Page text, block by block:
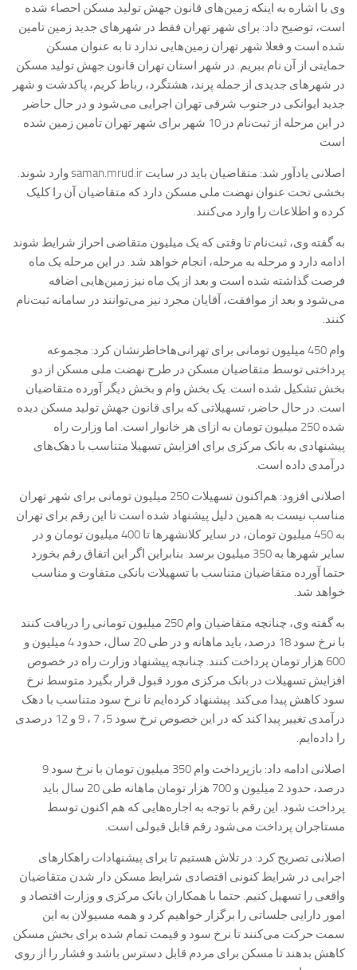
وی با اشاره به اینکه زمین‌های قانون جهش تولید مسکن احصاء شده
است، توضیح داد: برای شهر تهران فقط در شهرهای جدید زمین تامین
شده است و فعلا شهر تهران زمین‌هایی ندارد تا به عنوان مسکن
حمایتی از آن نام ببریم. در شهر استان تهران قانون جهش تولید مسکن
در شهرهای جدیدی از جمله پرند، هشتگرد، رباط کریم، پاکدشت و شهر
جدید ایوانکی در جنوب شرقی تهران اجرایی می‌شود و در حال حاضر
در این مرحله از ثبت‌نام در 10 شهر برای شهر تهران تامین زمین شده
است
اصلانی یادآور شد: متقاضیان باید در سایت saman.mrud.ir وارد شوند.
بخشی تحت عنوان نهضت ملی مسکن دارد که متقاضیان آن را کلیک
کرده و اطلاعات را وارد می‌کنند.
به گفته وی، ثبت‌نام تا وقتی که یک میلیون متقاضی احراز شرایط شوند
ادامه دارد و مرحله به مرحله، انجام خواهد شد. در این مرحله یک ماه
فرصت گذاشته شده است و بعد از یک ماه نیز زمین‌هایی اضافه
می‌شود و بعد از موافقت، آقایان مجرد نیز می‌توانند در سامانه ثبت‌نام
کنند.
وام 450 میلیون تومانی برای تهرانی‌هاخاطرنشان کرد: مجموعه
پرداختی توسط متقاضیان مسکن در طرح نهضت ملی مسکن از دو
بخش تشکیل شده است. یک بخش وام و بخش دیگر آورده متقاضیان
است. در حال حاضر، تسهیلاتی که برای قانون جهش تولید مسکن دیده
شده 250 میلیون تومان به ازای هر خانوار است. اما وزارت راه
پیشنهادی به بانک مرکزی برای افزایش تسهیلا متناسب با دهک‌های
درآمدی داده است.
اصلانی افزود: هم‌اکنون تسهیلات 250 میلیون تومانی برای شهر تهران
مناسب نیست به همین دلیل پیشنهاد شده است تا این رقم برای تهران
به 450 میلیون تومان، در سایر کلانشهرها تا 400 میلیون تومان و در
سایر شهرها به 350 میلیون برسد. بنابراین اگر این اتفاق رقم بخورد
حتما آورده متقاضیان متناسب با تسهیلات بانکی متفاوت و مناسب
خواهد شد.
به گفته وی، چنانچه متقاضیان وام 250 میلیون تومانی را دریافت کنند
با نرخ سود 18 درصد، باید ماهانه و در طی 20 سال، حدود 4 میلیون و
600 هزار تومان پرداخت کنند. چنانچه پیشنهاد وزارت راه در خصوص
افزایش تسهیلات در بانک مرکزی مورد قبول قرار بگیرد متوسط نرخ
سود کاهش پیدا می‌کند. پیشنهاد کرده‌ایم تا نرخ سود متناسب با دهک
درآمدی تغییر پیدا کند که در این خصوص نرخ سود 5، 7 ، 9 و 12 درصدی
را داده‌ایم.
اصلانی ادامه داد: بازپرداخت وام 350 میلیون تومان با نرخ سود 9
درصد، حدود 2 میلیون و 700 هزار تومان ماهانه طی 20 سال باید
پرداخت شود. این رقم با توجه به اجاره‌هایی که هم اکنون توسط
مستاجران پرداخت می‌شود رقم قابل قبولی است.
اصلانی تصریح کرد: در تلاش هستیم تا برای پیشنهادات راهکارهای
اجرایی در شرایط کنونی اقتصادی شرایط مسکن دار شدن متقاضیان
واقعی را تسهیل کنیم. حتما با همکاران بانک مرکزی و وزارت اقتصاد و
امور دارایی جلساتی را برگزار خواهیم کرد و همه مسيولان به این
سمت حرکت می‌کنند تا نرخ سود و قیمت تمام شده برای بخش مسکن
کاهش بدهند تا مسکن برای مردم قابل دسترس باشد و فشار را از روی